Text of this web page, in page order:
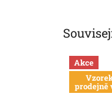
Akce
prodejně